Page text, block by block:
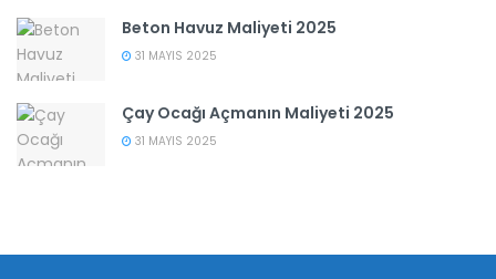
Beton Havuz Maliyeti 2025
31 MAYIS 2025
Çay Ocağı Açmanın Maliyeti 2025
31 MAYIS 2025